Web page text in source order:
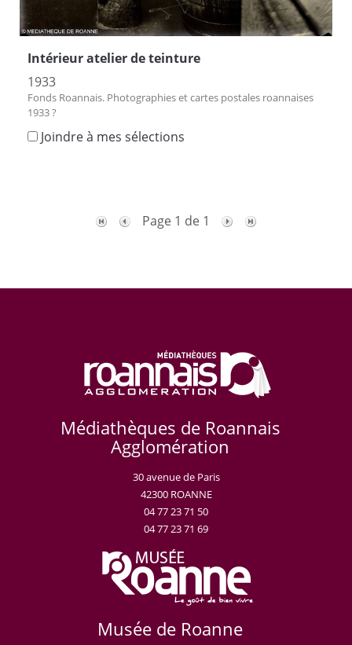
Intérieur atelier de teinture
1933
Fonds Roannais. Photographies et cartes postales roannaises
1933 ?
Joindre à mes sélections
Page 1 de 1
Médiathèques de Roannais
Agglomération
30 avenue de Paris
42300 ROANNE
04 77 23 71 50
04 77 23 71 69
Musée de Roanne